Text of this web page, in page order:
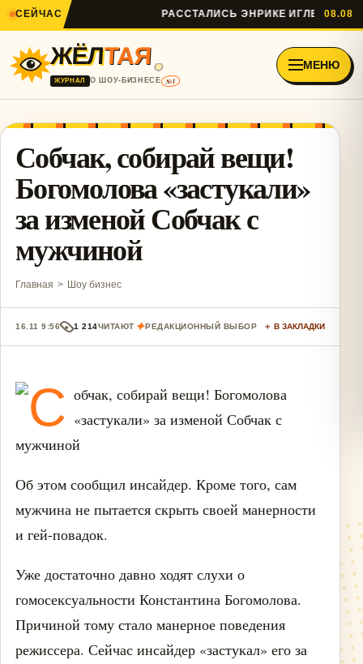
СЕЙЧАС РАССТАЛИСЬ ЭНРИКЕ ИГЛЕСИАС И
08.08
ЖЁЛТАЯ
ЖУРНАЛ О ШОУ-БИЗНЕСЕ №1
МЕНЮ
Собчак, собирай вещи!
Богомолова «застукали»
за изменой Собчак с
мужчиной
Главная > Шоу бизнес
16.11 9:56 1 214ЧИТАЮТ ✦РЕДАКЦИОННЫЙ ВЫБОР ＋ В ЗАКЛАДКИ
Об этом сообщил инсайдер. Кроме того, сам
мужчина не пытается скрыть своей манерности
и гей-повадок.
Уже достаточно давно ходят слухи о
гомосексуальности Константина Богомолова.
Причиной тому стало манерное поведения
режиссера. Сейчас инсайдер «застукал» его за